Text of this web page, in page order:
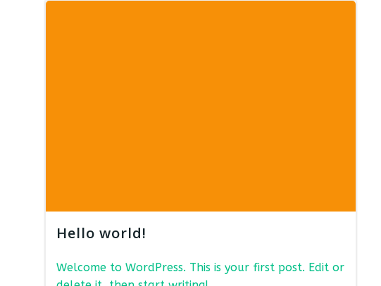
Hello world!
Welcome to WordPress. This is your first post. Edit or